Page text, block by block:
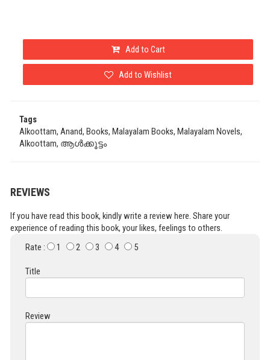
Add to Cart
Add to Wishlist
Tags
Alkoottam, Anand, Books, Malayalam Books, Malayalam Novels,
Alkoottam, ആൾക്കൂട്ടം
REVIEWS
If you have read this book, kindly write a review here. Share your
experience of reading this book, your likes, feelings to others.
Rate :
1 2 3 4 5
Title
Review